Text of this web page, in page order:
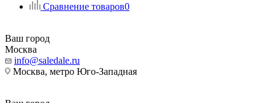
Сравнение товаров0
Ваш город
Москва
info@saledale.ru
Москва, метро Юго-Западная